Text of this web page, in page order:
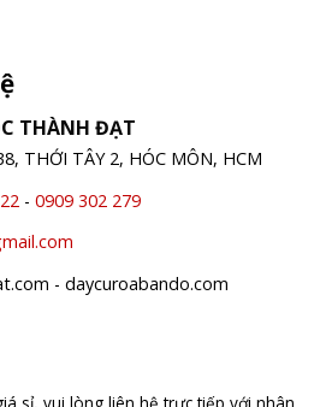
THÀNH ĐẠT
THỚI TÂY 2, HÓC MÔN, HCM
- 0909 302 279
- daycuroabando.com
sỉ, vui lòng liên hệ trực tiếp với nhân